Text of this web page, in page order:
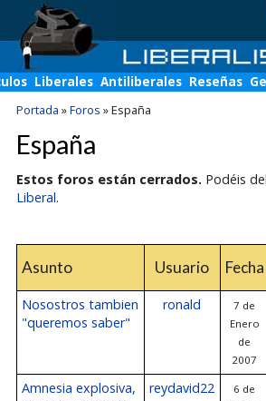
Liberales Antiliberales Reseñas
Portada »Foros »España
España
Estos foros están cerrados. Podéis
Liberal.
Asunto Usuario Fecha
Nosostros tambien
"queremos saber"
ronald
7 de
Enero
de
2007
Amnesia explosiva,
reydavid22
6 de